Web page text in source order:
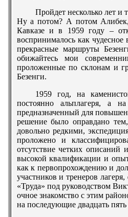
Пройдет несколько лет и
Ну а потом? А потом
Кавказе и в 1959 году –
воспринималось как
прекрасные маршруты
обижайтесь мои
проложенные по склонам и
Безенги.
1959 год, на
постоянно альплагеря, а
предназначенный для
решение было оправдано
довольно редкими,
проложено и
отсутствие четких описаний
высокой квалификации и
как к первопрохождению и
участников и тренеров
«Труда» под руководством
очное знакомство с этим
на последующие двадцать